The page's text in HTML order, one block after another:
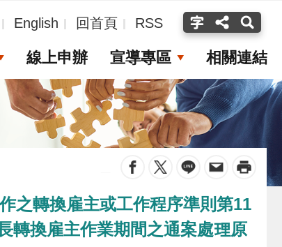
English 回首頁 RSS
線上申辦 宣導專區 相關連結
之轉換雇主或工作程序準則第11
轉換雇主作業期間之通案處理原